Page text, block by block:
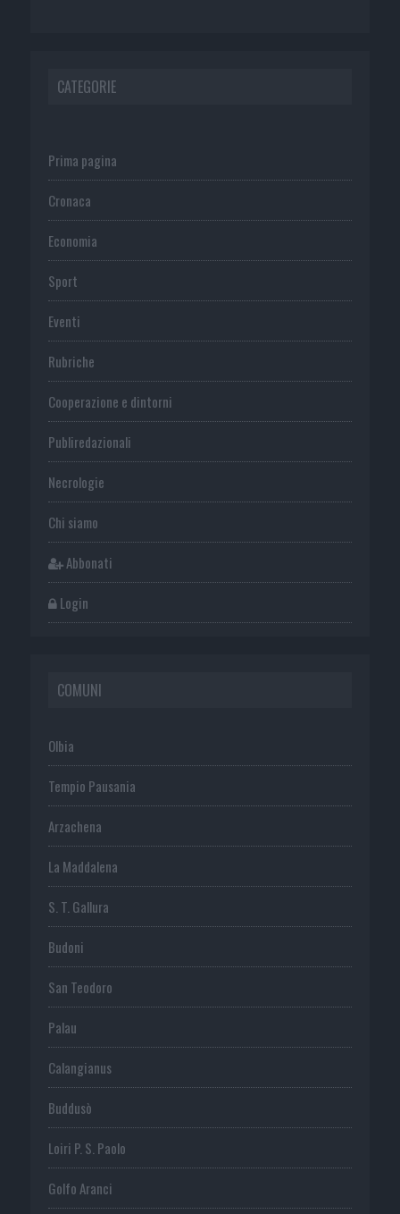
CATEGORIE
Prima pagina
Cronaca
Economia
Sport
Eventi
Rubriche
Cooperazione e dintorni
Publiredazionali
Necrologie
Chi siamo
Abbonati
Login
COMUNI
Olbia
Tempio Pausania
Arzachena
La Maddalena
S. T. Gallura
Budoni
San Teodoro
Palau
Calangianus
Buddusò
Loiri P. S. Paolo
Golfo Aranci